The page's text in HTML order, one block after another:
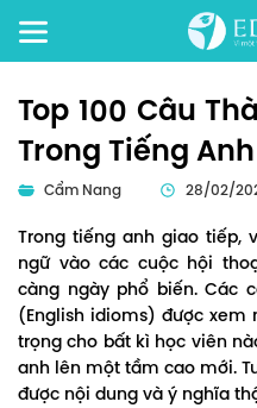
Top 100 Câu
Trong Tiếng Anh
Cẩm Nang 28/02/
Trong tiếng anh giao tiếp,
ngữ vào các cuộc hội
càng ngày phổ biến. Các
(English idioms) được
trọng cho bất kì học viên
anh lên một tầm cao mới.
được nội dung và ý nghĩa